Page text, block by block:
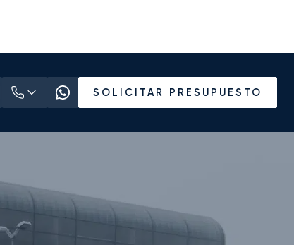
SOLICITAR PRESUPUESTO